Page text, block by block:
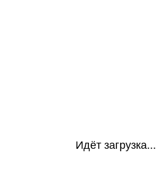
Идёт загрузка...